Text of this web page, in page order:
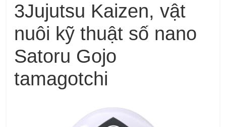
3Jujutsu Kaizen, vật
nuôi kỹ thuật số nano
Satoru Gojo
tamagotchi